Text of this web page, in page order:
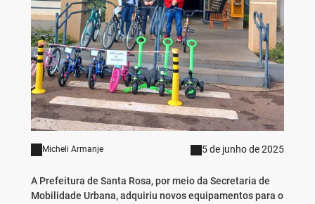
Micheli Armanje 5 de junho de 2025
A Prefeitura de Santa Rosa, por meio da Secretaria de
Mobilidade Urbana, adquiriu novos equipamentos para o